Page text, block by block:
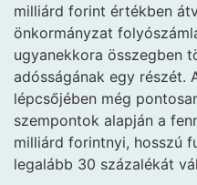
milliárd forint értékben
önkormányzat
ugyanekkora összegben
adósságának egy részét.
lépcsőjében még
szempontok alapján a
milliárd forintnyi, hosszú
legalább 30 százalékát